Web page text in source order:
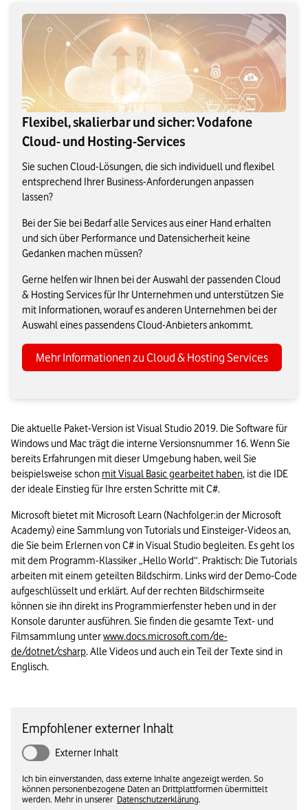
Flexibel, skalierbar und sicher: Vodafone
Cloud- und Hosting-Services
Sie suchen Cloud-Lösungen, die sich individuell und flexibel
entsprechend Ihrer Business-Anforderungen anpassen
lassen?
Bei der Sie bei Bedarf alle Services aus einer Hand erhalten
und sich über Performance und Datensicherheit keine
Gedanken machen müssen?
Gerne helfen wir Ihnen bei der Auswahl der passenden Cloud
& Hosting Services für Ihr Unternehmen und unterstützen Sie
mit Informationen, worauf es anderen Unternehmen bei der
Auswahl eines passendens Cloud-Anbieters ankommt.
Mehr Informationen zu Cloud & Hosting Services
Die aktuelle Paket-Version ist Visual Studio 2019. Die Software für
Windows und Mac trägt die interne Versionsnummer 16. Wenn Sie
bereits Erfahrungen mit dieser Umgebung haben, weil Sie
beispielsweise schon mit Visual Basic gearbeitet haben, ist die IDE
der ideale Einstieg für Ihre ersten Schritte mit C#.
Microsoft bietet mit Microsoft Learn (Nachfolger:in der Microsoft
Academy) eine Sammlung von Tutorials und Einsteiger-Videos an,
die Sie beim Erlernen von C# in Visual Studio begleiten. Es geht los
mit dem Programm-Klassiker „Hello World“. Praktisch: Die Tutorials
arbeiten mit einem geteilten Bildschirm. Links wird der Demo-Code
aufgeschlüsselt und erklärt. Auf der rechten Bildschirmseite
können sie ihn direkt ins Programmierfenster heben und in der
Konsole darunter ausführen. Sie finden die gesamte Text- und
Filmsammlung unter www.docs.microsoft.com/de-
de/dotnet/csharp. Alle Videos und auch ein Teil der Texte sind in
Englisch.
Empfohlener externer Inhalt
Externer Inhalt
Ich bin einverstanden, dass externe Inhalte angezeigt werden. So
können personenbezogene Daten an Drittplattformen übermittelt
werden. Mehr in unserer Datenschutzerklärung.